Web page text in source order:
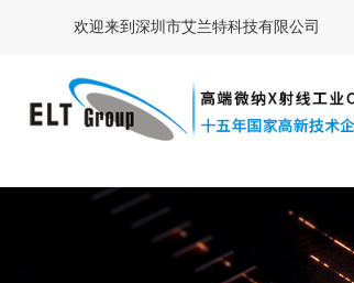
欢迎来到深圳市艾兰特科技有限公司